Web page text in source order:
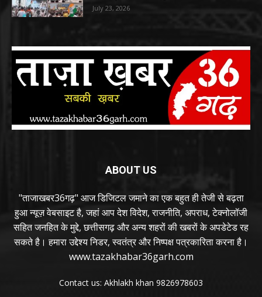
July 23, 2026
ABOUT US
"ताजाखबर36गढ़" आज डिजिटल जमाने का एक बहुत ही तेजी से बढ़ता
हुआ न्यूज़ वेबसाइट है, जहां आप देश विदेश, राजनीति, अपराध, टेक्नोलॉजी
सहित जनहित के मुद्दे, छत्तीसगढ़ और अन्य शहरों की खबरों के अपडेटेड रह
सकते है। हमारा उद्देश्य निडर, स्वतंत्र और निष्पक्ष पत्रकारिता करना है।
www.tazakhabar36garh.com
Contact us: Akhlakh khan 9826978603